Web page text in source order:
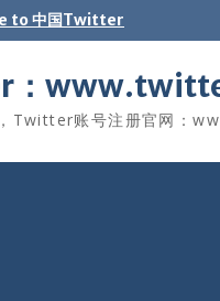
to 中国Twitter
：
Twitter账号注册官网：